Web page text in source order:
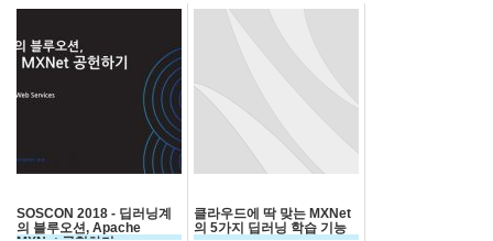
SOSCON 2018 - 딥러닝계
의 블루오션, Apache
클라우드에 딱 맞는 MXNet
의 5가지 딥러닝 학습 기능